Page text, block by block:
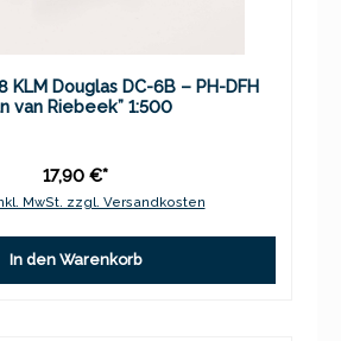
KLM Douglas DC-6B – PH-DFH
van Riebeek” 1:500
17,90 €*
MwSt. zzgl. Versandkosten
In den Warenkorb